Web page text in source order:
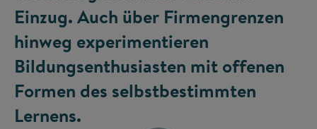
Einzug. Auch über Firmengrenzen
hinweg experimentieren
Bildungsenthusiasten mit offenen
Formen des selbstbestimmten
Lernens.